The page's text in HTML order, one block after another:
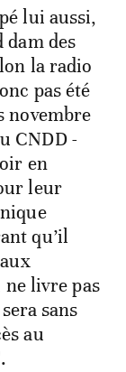
lui aussi,
des
la radio
pas été
novembre
CNDD -
en
leur
qu’il
livre pas
sans
au